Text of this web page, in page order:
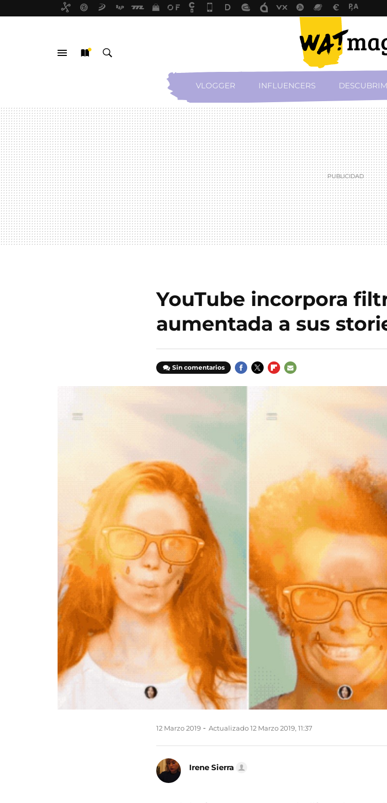
VLOGGER INFLUENCERS
YouTube incorpora
aumentada a sus
Sin comentarios
12 Marzo 2019 Actualizado 12 Marzo 2019, 11:37
Irene Sierra